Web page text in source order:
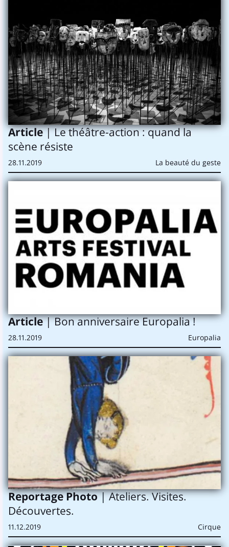
Article| Le théâtre-action : quand la
scène résiste
28.11.2019 La beauté du geste
Article| Bon anniversaire Europalia !
28.11.2019 Europalia
Reportage Photo| Ateliers. Visites.
Découvertes.
11.12.2019 Cirque